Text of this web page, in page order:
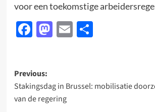
voor een toekomstige
Facebook
Mastodon
EmailDelen
Post
navigation
Previous:
Stakingsdag in Brussel: mobilisatie
van de regering